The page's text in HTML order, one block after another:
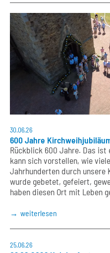
30.06.26
600 Jahre
Rückblick 600 Jahre. Das ist
kann sich vorstellen, wie
Jahrhunderten durch unsere
wurde gebetet, gefeiert,
haben diesen Ort mit Leben
weiterlesen
25.06.26